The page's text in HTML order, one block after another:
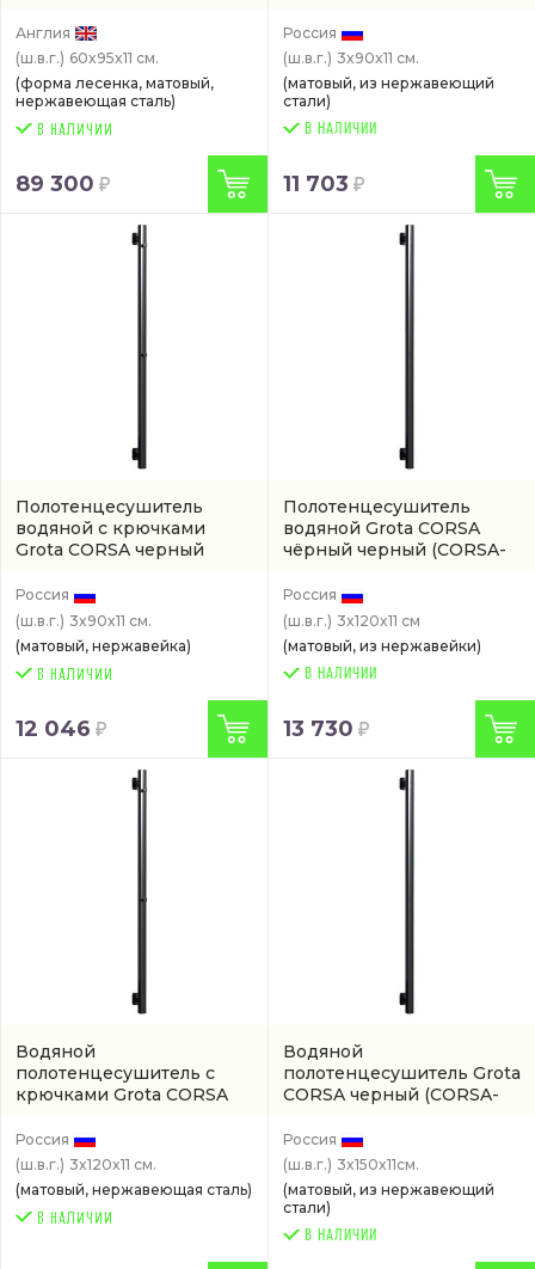
Англия
(ш.в.г.) 60x95x11 см.
(форма лесенка, матовый,
нержавеющая сталь)
89 300
Россия
(ш.в.г.) 3x90x11 см.
(матовый, из нержавеющий
стали)
В НАЛИЧИИ
11 703
Полотенцесушитель
водяной с крючками
Grota CORSA черный
Россия
(ш.в.г.) 3x90x11 см.
(матовый, нержавейка)
12 046
Полотенцесушитель
водяной Grota CORSA
чёрный черный (CORSA-
Россия
(ш.в.г.) 3x120x11 см
(матовый, из нержавейки)
В НАЛИЧИИ
13 730
Водяной
полотенцесушитель с
крючками Grota CORSA
W301200-BLK)
Россия
(ш.в.г.) 3x120x11 см.
(матовый, нержавеющая сталь)
Водяной
полотенцесушитель Grota
CORSA черный (CORSA-
Россия
(ш.в.г.) 3x150x11см.
(матовый, из нержавеющий
стали)
В НАЛИЧИИ